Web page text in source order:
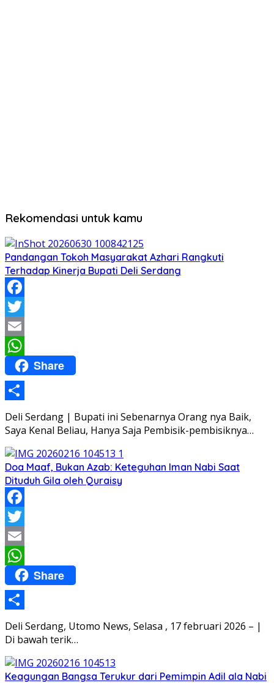
Rekomendasi untuk kamu
Pandangan Tokoh Masyarakat Azhari Rangkuti
Terhadap Kinerja Bupati Deli Serdang
Facebook
Twitter
Email
WhatsApp
Share
Share
Deli Serdang | Bupati ini Sebenarnya Orang nya Baik,
Saya Kenal Beliau, Hanya Saja Pembisik-pembisiknya…
Doa Maaf, Bukan Azab: Keteguhan Iman Nabi Saat
Dituduh Gila oleh Quraisy
Facebook
Twitter
Email
WhatsApp
Share
Share
Deli Serdang, Utomo News, Selasa , 17 februari 2026 – |
Di bawah terik…
Keagungan Bangsa Terukur dari Pemimpin Adil ala Nabi